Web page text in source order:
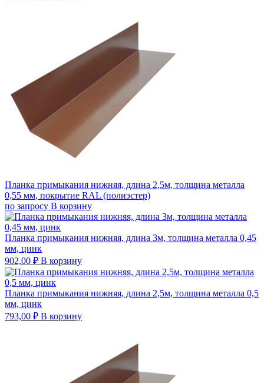
Планка примыкания нижняя, длина 2,5м, толщина металла
0,55 мм, покрытие RAL (полиэстер)
по запросу В корзину
Планка примыкания нижняя, длина 3м, толщина металла 0,45
мм, цинк
902,00 ₽ В корзину
Планка примыкания нижняя, длина 2,5м, толщина металла 0,5
мм, цинк
793,00 ₽ В корзину